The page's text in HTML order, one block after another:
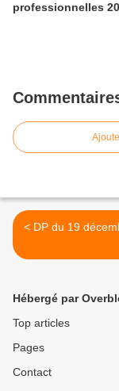
professionnelles
< DP du 19
Hébergé par
Top articles
Pages
Contact